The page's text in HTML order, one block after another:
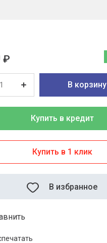
₽
В корзину
Купить в кредит
Купить в 1 клик
В избранное